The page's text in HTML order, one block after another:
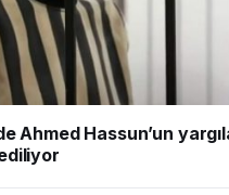
Ahmed Hassun’un